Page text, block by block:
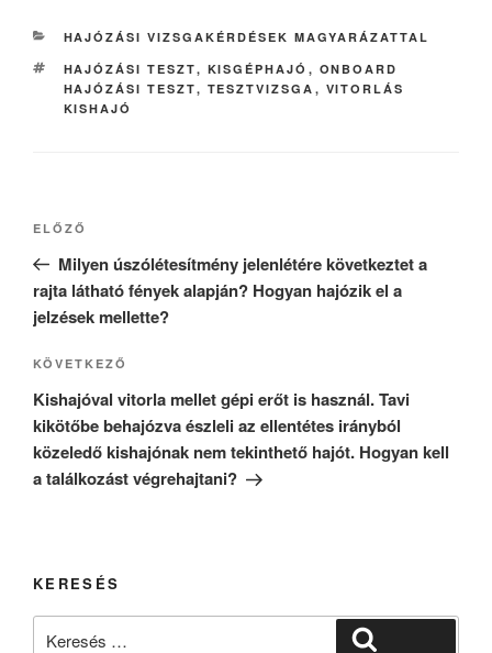
KATEGÓRIÁK
HAJÓZÁSI VIZSGAKÉRDÉSEK MAGYARÁZATTAL
CÍMKÉK
HAJÓZÁSI TESZT, KISGÉPHAJÓ , ONBOARD
HAJÓZÁSI TESZT, TESZTVIZSGA , VITORLÁS
KISHAJÓ
Bejegyzés
Korábbi
bejegyzés
ELŐZŐ
Milyen úszólétesítmény jelenlétére következtet a
rajta látható fények alapján? Hogyan hajózik el a
jelzések mellette?
Következő
bejegyzés
KÖVETKEZŐ
Kishajóval vitorla mellet gépi erőt is használ. Tavi
kikötőbe behajózva észleli az ellentétes irányból
közeledő kishajónak nem tekinthető hajót. Hogyan kell
a találkozást végrehajtani?
KERESÉS